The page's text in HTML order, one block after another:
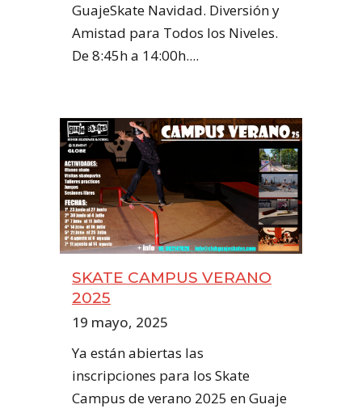
GuajeSkate Navidad. Diversión y
Amistad para Todos los Niveles.
De 8:45h a 14:00h....
SKATE CAMPUS VERANO
2025
19 mayo, 2025
Ya están abiertas las
inscripciones para los Skate
Campus de verano 2025 en Guaje